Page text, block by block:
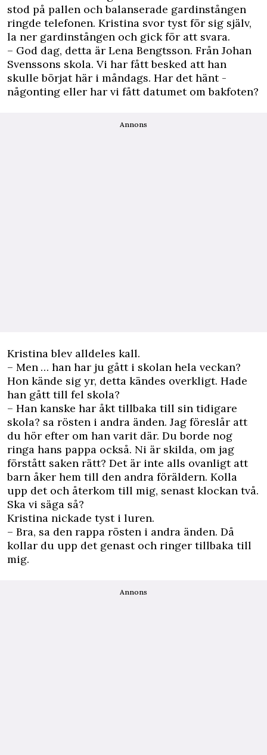
stod på pallen och balanserade gardinstången
ringde telefonen. Kristina svor tyst för sig själv,
la ner gardinstången och gick för att svara.
– God dag, detta är Lena Bengtsson. Från Johan
Svenssons skola. Vi har fått besked att han
skulle börjat här i måndags. Har det hänt ­
någonting eller har vi fått datumet om bakfoten?
Annons
Kristina blev alldeles kall.
– Men … han har ju gått i skolan hela veckan?
Hon kände sig yr, detta kändes overkligt. Hade
han gått till fel skola?
– Han kanske har åkt tillbaka till sin tidigare
skola? sa rösten i andra änden. Jag föreslår att
du hör efter om han varit där. Du borde nog
ringa hans pappa också. Ni är skilda, om jag
förstått saken rätt? Det är inte alls ovanligt att
barn åker hem till den andra föräldern. Kolla
upp det och återkom till mig, senast klockan två.
Ska vi säga så?
Kristina nickade tyst i luren.
– Bra, sa den rappa rösten i andra änden. Då
kollar du upp det genast och ringer tillbaka till
mig.
Annons